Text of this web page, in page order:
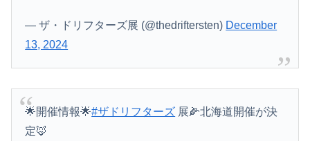
— ザ・ドリフターズ展 (@thedriftersten) December
13, 2024
🌟開催情報🌟#ザドリフターズ 展🌽北海道開催が決
定🦊